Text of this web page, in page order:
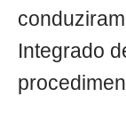
Integrado